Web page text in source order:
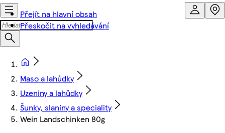
Přejít na hlavní obsah
Přeskočit na vyhledávání
Maso a lahůdky
Uzeniny a lahůdky
Šunky, slaniny a speciality
Wein Landschinken 80g